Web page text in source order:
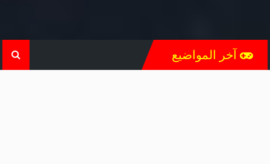
آخر المواضيع